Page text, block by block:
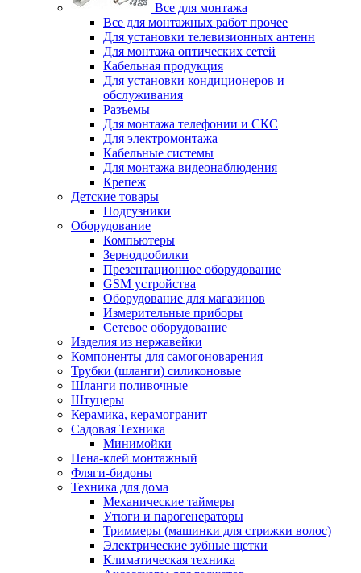
Все для монтажа
Все для монтажных работ прочее
Для установки телевизионных антенн
Для монтажа оптических сетей
Кабельная продукция
Для установки кондиционеров и
обслуживания
Разъемы
Для монтажа телефонии и СКС
Для электромонтажа
Кабельные системы
Для монтажа видеонаблюдения
Крепеж
Детские товары
Подгузники
Оборудование
Компьютеры
Зернодробилки
Презентационное оборудование
GSM устройства
Оборудование для магазинов
Измерительные приборы
Сетевое оборудование
Изделия из нержавейки
Компоненты для самогоноварения
Трубки (шланги) силиконовые
Шланги поливочные
Штуцеры
Керамика, керамогранит
Садовая Техника
Минимойки
Пена-клей монтажный
Фляги-бидоны
Техника для дома
Механические таймеры
Утюги и парогенераторы
Триммеры (машинки для стрижки волос)
Электрические зубные щетки
Климатическая техника